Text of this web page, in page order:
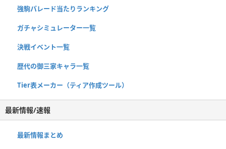
強駒パレード当たりランキング
ガチャシミュレーター一覧
決戦イベント一覧
歴代の御三家キャラ一覧
Tier表メーカー（ティア作成ツール）
最新情報/速報
最新情報まとめ